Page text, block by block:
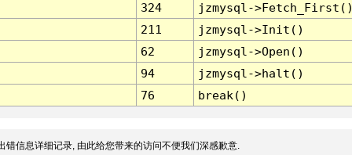
324
jzmysql-
211
jzmysql->Init()
62
jzmysql->Open()
94
jzmysql->halt()
76
break()
错信息详细记录, 由此给您带来的访问不便我们深感歉意.